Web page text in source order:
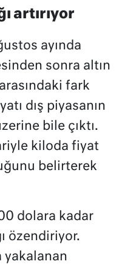
artırıyor
ayında
sonra altın
fark
dış piyasanın
bile çıktı.
kiloda fiyat
belirterek
dolara kadar
özendiriyor.
yakalanan